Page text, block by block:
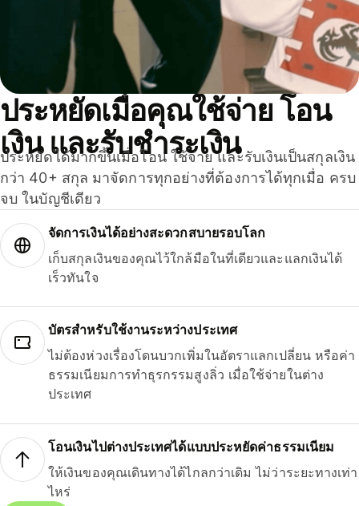
ประหยัดเมื่อคุณใช้จ่าย โอน
เงิน และรับชำระเงิน
ประหยัดได้มากขึ้นเมื่อโอน ใช้จ่าย และรับเงินเป็นสกุลเงิน
กว่า 40+ สกุล มาจัดการทุกอย่างที่ต้องการได้ทุกเมื่อ ครบ
จบ ในบัญชีเดียว
จัดการเงินได้อย่างสะดวกสบายรอบโลก
เก็บสกุลเงินของคุณไว้ใกล้มือในที่เดียวและแลกเงินได้
เร็วทันใจ
บัตรสำหรับใช้งานระหว่างประเทศ
ไม่ต้องห่วงเรื่องโดนบวกเพิ่มในอัตราแลกเปลี่ยน หรือค่า
ธรรมเนียมการทำธุรกรรมสูงลิ่ว เมื่อใช้จ่ายในต่าง
ประเทศ
โอนเงินไปต่างประเทศได้แบบประหยัดค่าธรรมเนียม
ให้เงินของคุณเดินทางได้ไกลกว่าเดิม ไม่ว่าระยะทางเท่า
ไหร่